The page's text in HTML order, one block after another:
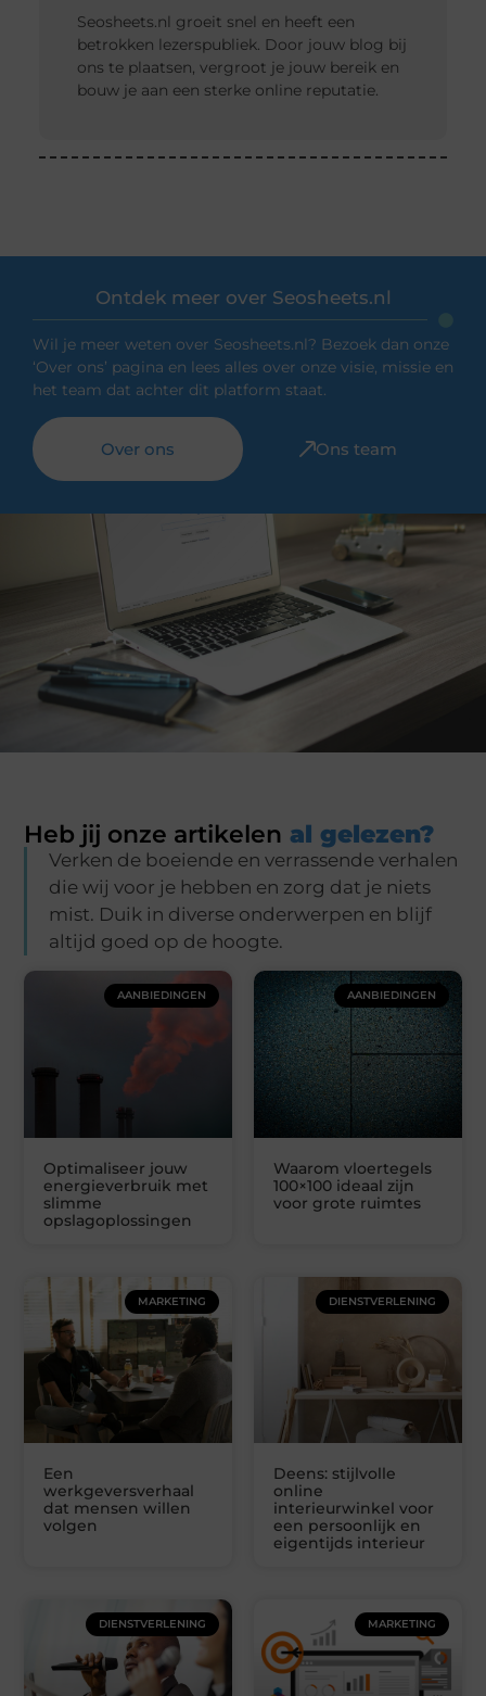
Seosheets.nl groeit snel en heeft een
betrokken lezerspubliek. Door jouw blog bij
ons te plaatsen, vergroot je jouw bereik en
bouw je aan een sterke online reputatie.
Ontdek meer over Seosheets.nl
Wil je meer weten over Seosheets.nl? Bezoek dan onze
‘Over ons’ pagina en lees alles over onze visie, missie en
het team dat achter dit platform staat.
Over ons Ons team
Heb jij onze artikelen al gelezen?
Verken de boeiende en verrassende verhalen
die wij voor je hebben en zorg dat je niets
mist. Duik in diverse onderwerpen en blijf
altijd goed op de hoogte.
AANBIEDINGEN
Optimaliseer jouw
energieverbruik met
slimme
opslagoplossingen
AANBIEDINGEN
Waarom vloertegels
100×100 ideaal zijn
voor grote ruimtes
MARKETING
Een
werkgeversverhaal
dat mensen willen
volgen
DIENSTVERLENING
Deens: stijlvolle
online
interieurwinkel voor
een persoonlijk en
eigentijds interieur
DIENSTVERLENING MARKETING